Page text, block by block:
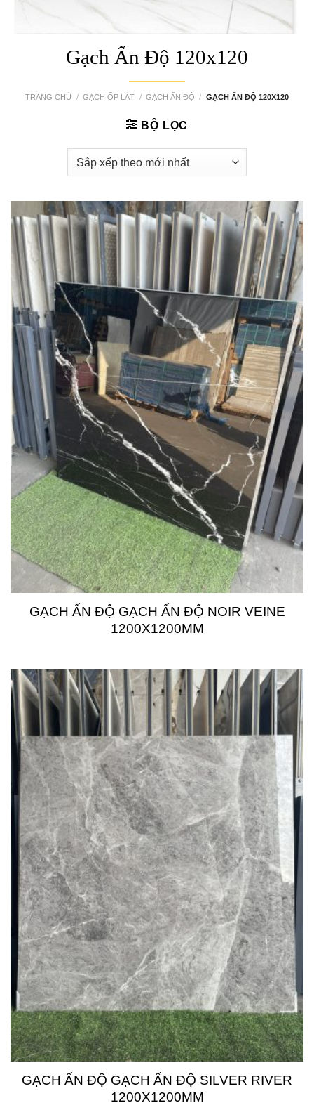
Gạch Ấn Độ 120x120
TRANG CHỦ / GẠCH ỐP LÁT / GẠCH ẤN ĐỘ / GẠCH ẤN ĐỘ 120X120
BỘ LỌC
GẠCH ẤN ĐỘ GẠCH ẤN ĐỘ NOIR VEINE
1200X1200MM
GẠCH ẤN ĐỘ GẠCH ẤN ĐỘ SILVER RIVER
1200X1200MM